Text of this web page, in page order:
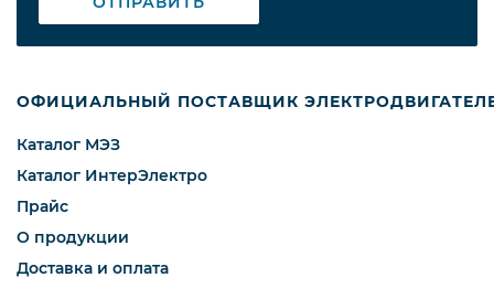
ОФИЦИАЛЬНЫЙ ПОСТАВЩИК
Каталог МЭЗ
Каталог ИнтерЭлектро
Прайс
О продукции
Доставка и оплата